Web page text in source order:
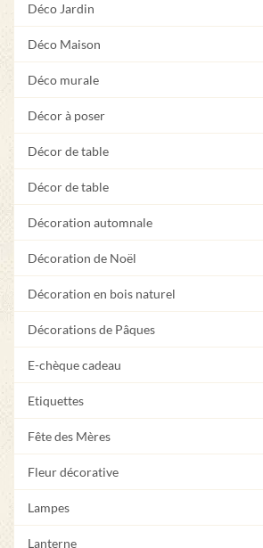
Déco Jardin
Déco Maison
Déco murale
Décor à poser
Décor de table
Décor de table
Décoration automnale
Décoration de Noël
Décoration en bois naturel
Décorations de Pâques
E-chèque cadeau
Etiquettes
Fête des Mères
Fleur décorative
Lampes
Lanterne